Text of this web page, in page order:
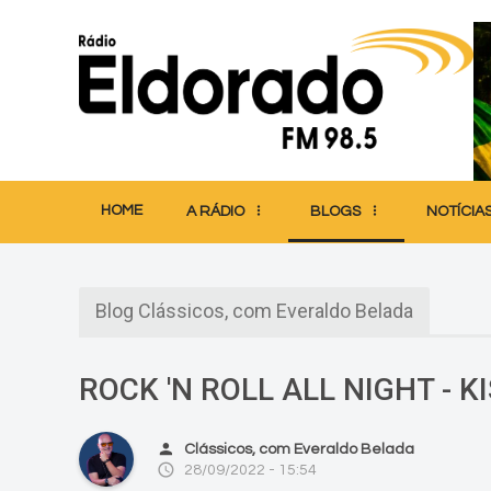
HOME A RÁDIO BLOGS
Blog Clássicos, com Everaldo Belada
ROCK 'N ROLL ALL NIGHT -
person Clássicos, com Everaldo Belada
access_time 28/09/2022 - 15:54